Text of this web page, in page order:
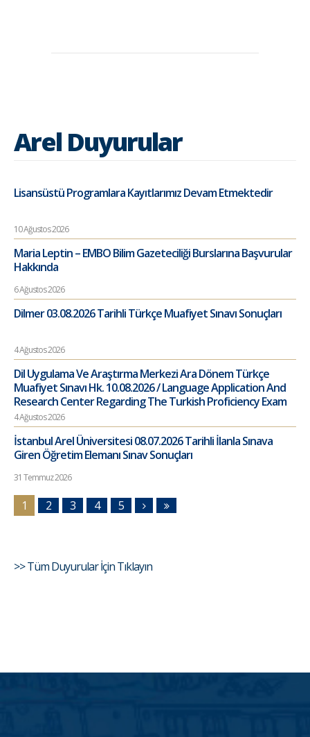
Arel Duyurular
Lisansüstü Programlara Kayıtlarımız Devam Etmektedir
10 Ağustos 2026
Maria Leptin – EMBO Bilim Gazeteciliği Burslarına Başvurular
Hakkında
6 Ağustos 2026
Dilmer 03.08.2026 Tarihli Türkçe Muafiyet Sınavı Sonuçları
4 Ağustos 2026
Dil Uygulama Ve Araştırma Merkezi Ara Dönem Türkçe
Muafiyet Sınavı Hk. 10.08.2026 / Language Application And
Research Center Regarding The Turkish Proficiency Exam
4 Ağustos 2026
İstanbul Arel Üniversitesi 08.07.2026 Tarihli İlanla Sınava
Giren Öğretim Elemanı Sınav Sonuçları
31 Temmuz 2026
1 2 3 4 5
>> Tüm Duyurular İçin Tıklayın